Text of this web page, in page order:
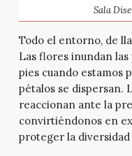
Sala
Todo el entorno, de
Las flores inundan
pies cuando estamos
pétalos se dispersan.
reaccionan ante la
convirtiéndonos en
proteger la